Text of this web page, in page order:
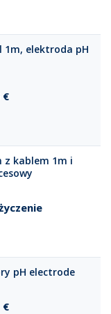
1m, elektroda pH
€
z kablem 1m i
pH electrode
€